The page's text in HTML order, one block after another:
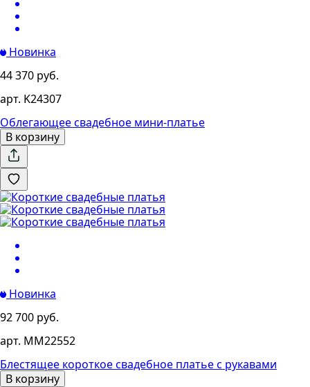
Новинка
44 370 руб.
арт. K24307
Облегающее свадебное мини-платье
В корзину
Новинка
92 700 руб.
арт. MM22552
Блестящее короткое свадебное платье с рукавами
В корзину